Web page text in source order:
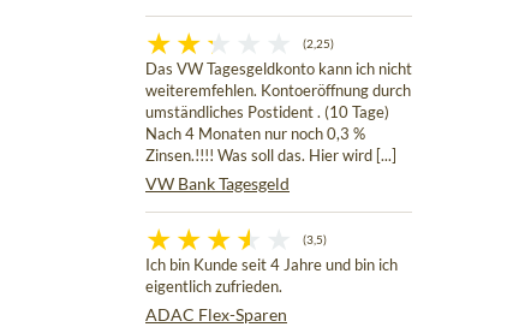
(2,25)
Das VW Tagesgeldkonto kann ich nicht
weiteremfehlen. Kontoeröffnung durch
umständliches Postident . (10 Tage)
Nach 4 Monaten nur noch 0,3 %
Zinsen.!!!! Was soll das. Hier wird [...]
VW Bank Tagesgeld
(3,5)
Ich bin Kunde seit 4 Jahre und bin ich
eigentlich zufrieden.
ADAC Flex-Sparen